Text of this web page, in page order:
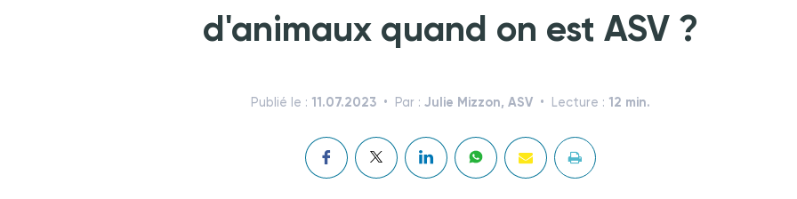
d'animaux quand on est ASV ?
Publié le : 11.07.2023 Par : Julie Mizzon, ASV Lecture : 12 min.